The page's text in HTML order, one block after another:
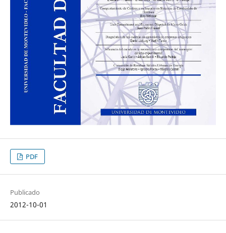
PDF
Publicado
2012-10-01